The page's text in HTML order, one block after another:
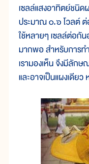
เซลล์แสงอาทิตย์ชนิ
ประมาณ ๐.๖ โวลต์ ต่
ใช้หลายๆ เซลล์ต่อกั
มากพอ สำหรับการท
เรามองเห็น จึงมีลักษ
และอาจเป็นแผงเดีย